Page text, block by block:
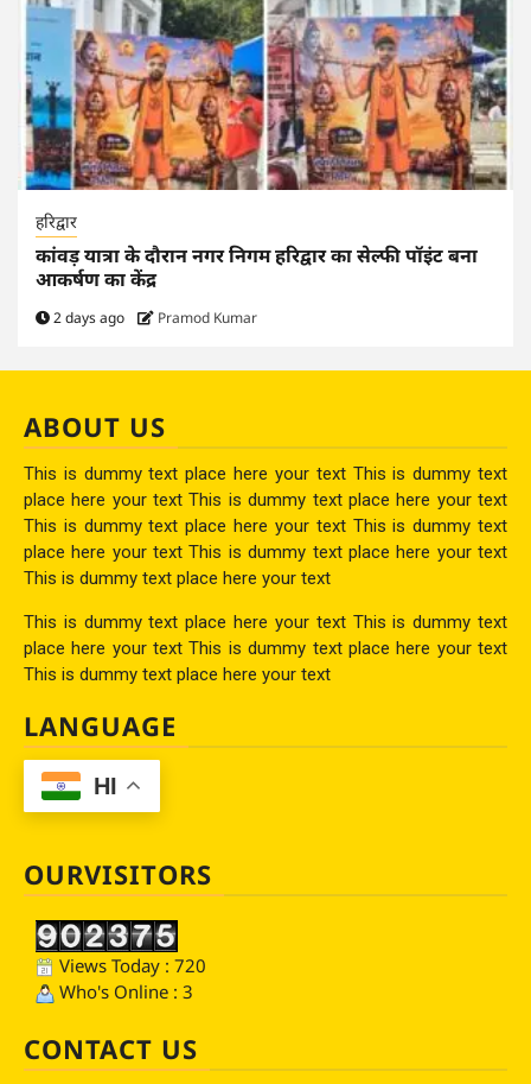
हरिद्वार
कांवड़ यात्रा के दौरान नगर निगम हरिद्वार का सेल्फी पॉइंट बना
आकर्षण का केंद्र
2 days ago Pramod Kumar
ABOUT US
This is dummy text place here your text This is dummy text
place here your text This is dummy text place here your text
This is dummy text place here your text This is dummy text
place here your text This is dummy text place here your text
This is dummy text place here your text
This is dummy text place here your text This is dummy text
place here your text This is dummy text place here your text
This is dummy text place here your text
LANGUAGE
HI
OURVISITORS
Views Today : 720
Who's Online : 3
CONTACT US